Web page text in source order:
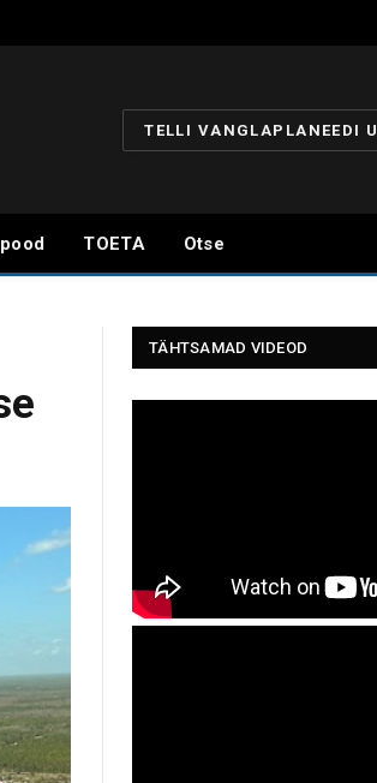
TELLI VANGLAPLANEEDI
TOETA Otse
TÄHTSAMAD VIDEOD